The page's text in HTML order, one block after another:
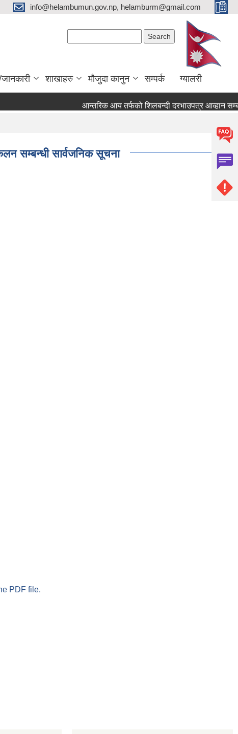
info@helambumun.gov.np, helamburm@gmail.com
शाखाहरु मौजुदा कानुन सम्पर्क ग्यालरी
आन्तरिक आय तर्फको शिलबन्दी दरभाउपत्र आव्हान
सम्बन्धी सार्वजनिक सूचना
PDF file.